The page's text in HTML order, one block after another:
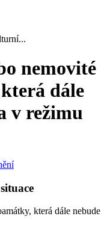
nemovité
dále
v režimu
která dále nebude